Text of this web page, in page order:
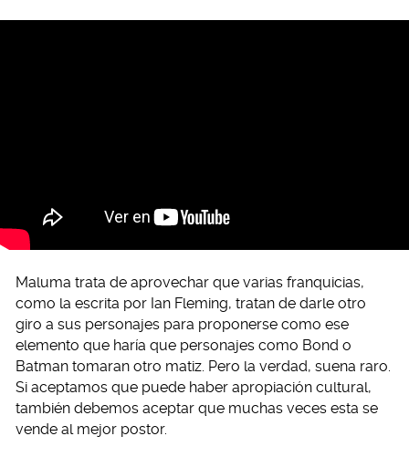
Maluma trata de aprovechar que varias franquicias,
como la escrita por Ian Fleming, tratan de darle otro
giro a sus personajes para proponerse como ese
elemento que haría que personajes como Bond o
Batman tomaran otro matiz. Pero la verdad, suena raro.
Si aceptamos que puede haber apropiación cultural,
también debemos aceptar que muchas veces esta se
vende al mejor postor.